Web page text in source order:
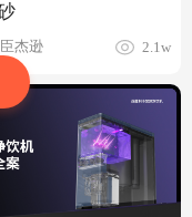
杰逊 2.1w